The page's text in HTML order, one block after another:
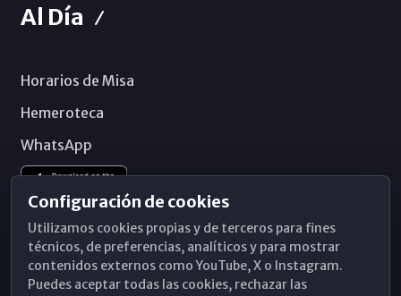
Al Día
Horarios de Misa
Hemeroteca
WhatsApp
Configuración de cookies
Utilizamos cookies propias y de terceros para fines
técnicos, de preferencias, analíticos y para mostrar
contenidos externos como YouTube, X o Instagram.
Puedes aceptar todas las cookies, rechazar las